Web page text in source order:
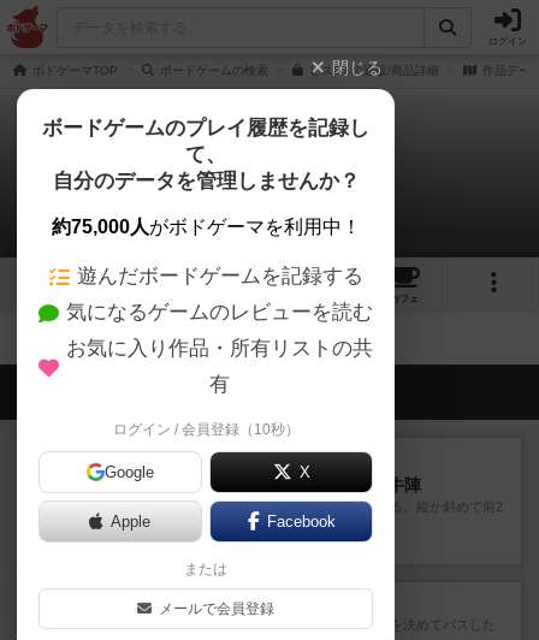
ログイン
ボドゲーマTOP ボードゲームの検索 ビス20 の通販/商品詳細 作品デー
ビス20
拡張/関連作品 0件
8 2 10
カフェ
会員の新しい投稿
レビュー
ファイアー・ブルズ / 火牛陣
火牛を引き連れて敵を殲滅させる。縦か斜めで前2
列まで攻撃できるが、自分...
11分前by うらまこ
レビュー フリップ７
カードをめくるかパスをするかを決めてパスした
閉じる
ボードゲームのプレイ履歴を記録し
て、
自分のデータを管理しませんか？
約75,000人がボドゲーマを利用中！
遊んだボードゲームを記録する
気になるゲームのレビューを読む
お気に入り作品・所有リストの共
有
ログイン / 会員登録（10秒）
Google X
Apple Facebook
または
メールで会員登録